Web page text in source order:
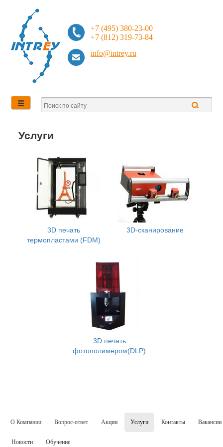
+7 (495) 380-23-00
+7 (812) 319-73-84
info@intrey.ru
Услуги
3D печать
термопластами (FDM)
3D-сканирование
3D печать
фотополимером(DLP)
О Компании Вопрос-ответ Акции Услуги Контакты Вакансии
Новости Обучение